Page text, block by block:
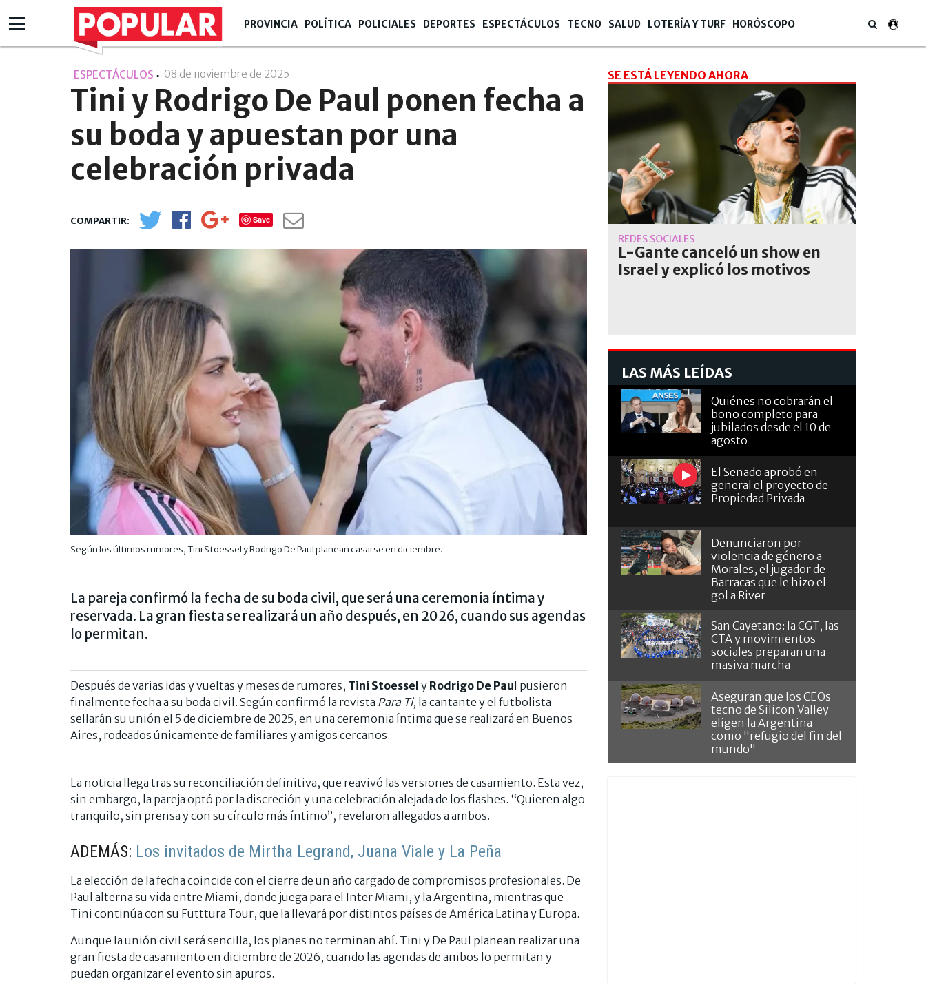
PROVINCIA POLÍTICA POLICIALES DEPORTES ESPECTÁCULOS TECNO SALUD LOTERÍA Y TURF HORÓSCOPO
ESPECTÁCULOS 08 de noviembre de 2025
Tini y Rodrigo De Paul ponen fecha a
su boda y apuestan por una
celebración privada
Save
Según los últimos rumores, Tini Stoessel y Rodrigo De Paul planean casarse en diciembre.
La pareja confirmó la fecha de su boda civil, que será una ceremonia íntima y
reservada. La gran fiesta se realizará un año después, en 2026, cuando sus agendas
lo permitan.
Después de varias idas y vueltas y meses de rumores, Tini Stoessel y Rodrigo De Paul pusieron
finalmente fecha a su boda civil. Según confirmó la revista Para Ti, la cantante y el futbolista
sellarán su unión el 5 de diciembre de 2025, en una ceremonia íntima que se realizará en Buenos
Aires, rodeados únicamente de familiares y amigos cercanos.
La noticia llega tras su reconciliación definitiva, que reavivó las versiones de casamiento. Esta vez,
sin embargo, la pareja optó por la discreción y una celebración alejada de los flashes. “Quieren algo
tranquilo, sin prensa y con su círculo más íntimo”, revelaron allegados a ambos.
ADEMÁS: Los invitados de Mirtha Legrand, Juana Viale y La Peña
La elección de la fecha coincide con el cierre de un año cargado de compromisos profesionales. De
Paul alterna su vida entre Miami, donde juega para el Inter Miami, y la Argentina, mientras que
Tini continúa con su Futttura Tour, que la llevará por distintos países de América Latina y Europa.
Aunque la unión civil será sencilla, los planes no terminan ahí. Tini y De Paul planean realizar una
gran fiesta de casamiento en diciembre de 2026, cuando las agendas de ambos lo permitan y
puedan organizar el evento sin apuros.
SE ESTÁ LEYENDO AHORA
REDES SOCIALES
L-Gante canceló un show en
Israel y explicó los motivos
LAS MÁS LEÍDAS
Quiénes no cobrarán el
bono completo para
jubilados desde el 10 de
agosto
El Senado aprobó en
general el proyecto de
Propiedad Privada
Denunciaron por
violencia de género a
Morales, el jugador de
Barracas que le hizo el
gol a River
San Cayetano: la CGT, las
CTA y movimientos
sociales preparan una
masiva marcha
Aseguran que los CEOs
tecno de Silicon Valley
eligen la Argentina
como "refugio del fin del
mundo"